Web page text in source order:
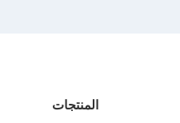
المنتجات